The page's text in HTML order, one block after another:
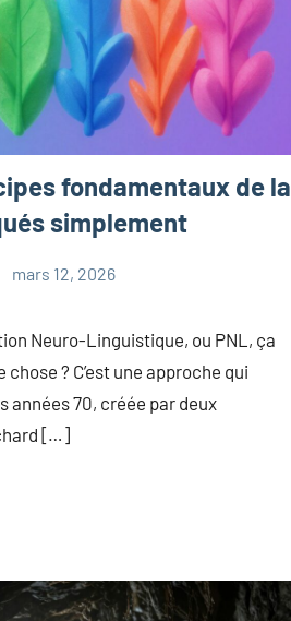
fondamentaux de la
simplement
mars 12, 2026
Neuro-Linguistique, ou PNL, ça
? C’est une approche qui
années 70, créée par deux
[…]